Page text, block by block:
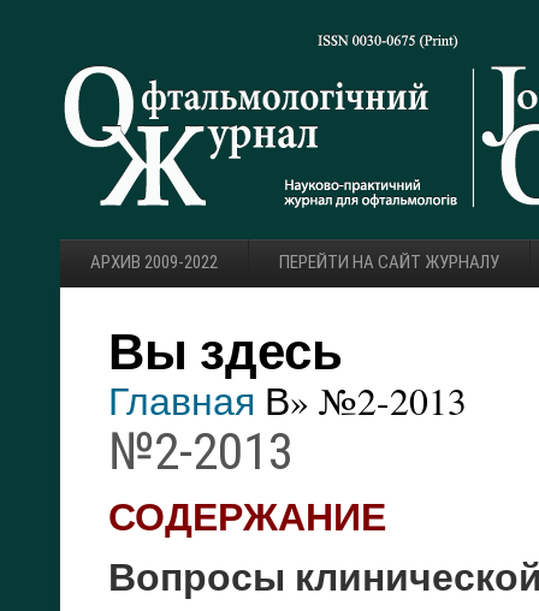
АРХИВ 2009-2022 ПЕРЕЙТИ НА САЙТ ЖУРНАЛУ
Вы здесь
Главная В» №2-2013
№2-2013
СОДЕРЖАНИЕ
Вопросы